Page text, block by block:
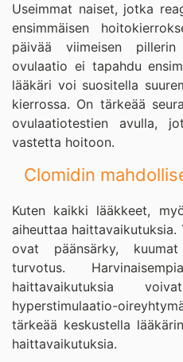
Useimmat naiset, jotka
ensimmäisen
päivää viimeisen
ovulaatio ei tapahdu
lääkäri voi suositella
kierrossa. On tärkeää
ovulaatiotestien avulla,
vastetta hoitoon.
Clomidin
Kuten kaikki lääkkeet,
aiheuttaa
ovat päänsärky,
turvotus.
haittavaikutuksia
hyperstimulaatio-
tärkeää keskustella
haittavaikutuksia.